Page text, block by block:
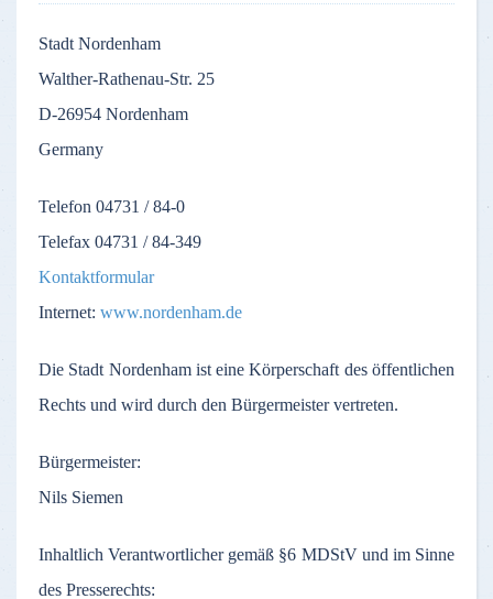
Stadt Nordenham
Walther-Rathenau-Str. 25
D-26954 Nordenham
Germany
Telefon 04731 / 84-0
Telefax 04731 / 84-349
Kontaktformular
Internet: www.nordenham.de
Die Stadt Nordenham ist eine Körperschaft desöffentlichen
Rechts und wird durch den Bürgermeister vertreten.
Bürgermeister:
Nils Siemen
Inhaltlich Verantwortlicher gemäß §6 MDStVund im Sinne
des Presserechts: